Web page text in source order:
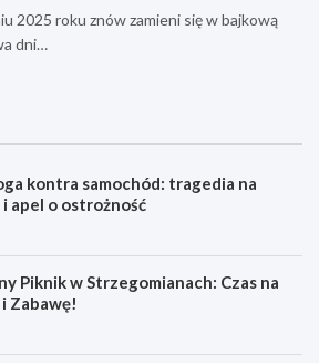
2025 roku znów zamieni się w bajkową
dni…
kontra samochód: tragedia na
apel o ostrożność
Piknik w Strzegomianach: Czas na
i Zabawę!